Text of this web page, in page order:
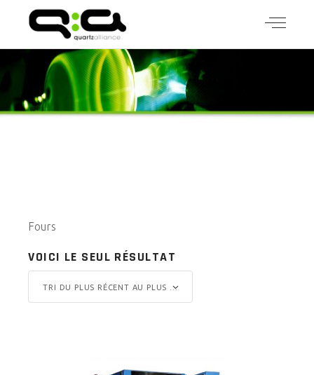
Fours
VOICI LE SEUL RÉSULTAT
TRI DU PLUS RÉCENT AU PLUS ANCIEN